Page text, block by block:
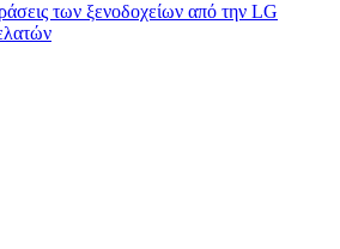
των ξενοδοχείων από την LG